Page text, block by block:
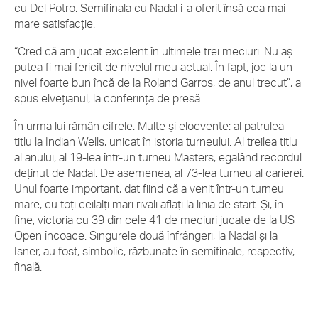
cu Del Potro. Semifinala cu Nadal i-a oferit însă cea mai
mare satisfacţie.
“Cred că am jucat excelent în ultimele trei meciuri. Nu aş
putea fi mai fericit de nivelul meu actual. În fapt, joc la un
nivel foarte bun încă de la Roland Garros, de anul trecut”, a
spus elveţianul, la conferinţa de presă.
În urma lui rămân cifrele. Multe şi elocvente: al patrulea
titlu la Indian Wells, unicat în istoria turneului. Al treilea titlu
al anului, al 19-lea într-un turneu Masters, egalând recordul
deţinut de Nadal. De asemenea, al 73-lea turneu al carierei.
Unul foarte important, dat fiind că a venit într-un turneu
mare, cu toţi ceilalţi mari rivali aflaţi la linia de start. Şi, în
fine, victoria cu 39 din cele 41 de meciuri jucate de la US
Open încoace. Singurele două înfrângeri, la Nadal şi la
Isner, au fost, simbolic, răzbunate în semifinale, respectiv,
finală.